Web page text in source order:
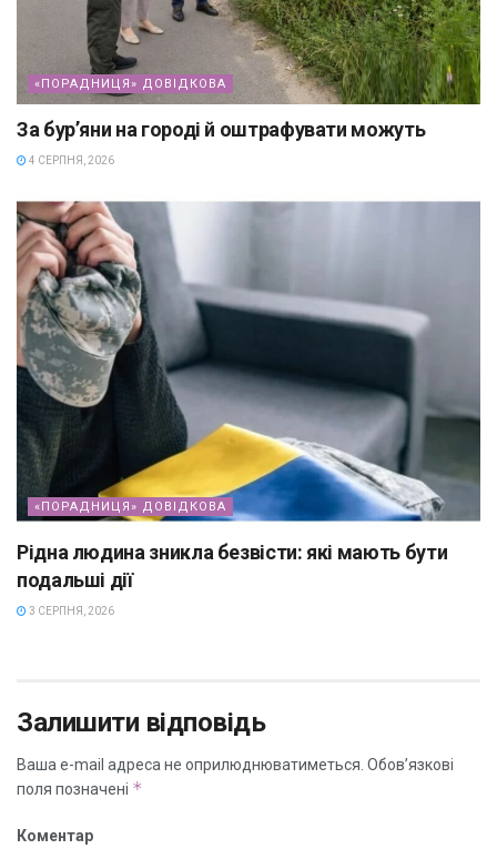
«ПОРАДНИЦЯ» ДОВІДКОВА
За бур’яни на городі й оштрафувати можуть
4 СЕРПНЯ, 2026
«ПОРАДНИЦЯ» ДОВІДКОВА
Рідна людина зникла безвісти: які мають бути
подальші дії
3 СЕРПНЯ, 2026
Залишити відповідь
Ваша e-mail адреса не оприлюднюватиметься. Обов’язкові
поля позначені *
Коментар